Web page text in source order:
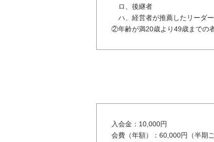
ロ、後継者
ハ、経営者が推薦したリーダ
②年齢が満20歳より49歳までの
入会金：10,000円
会費（年額）：60,000円（半期